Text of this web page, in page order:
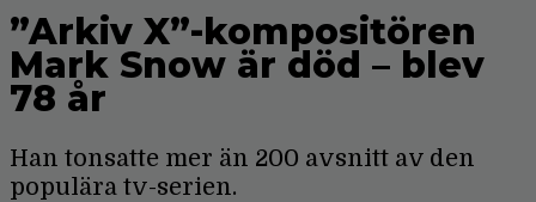
”Arkiv X”-kompositören
Mark Snow är död – blev
78 år
Han tonsatte mer än 200 avsnitt av den
populära tv-serien.